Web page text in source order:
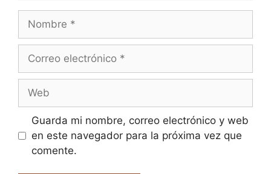
electrónico
Guarda mi nombre, correo electrónico y web
en este navegador para la próxima vez que
comente.